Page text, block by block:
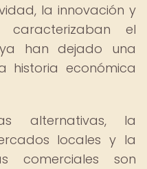
la innovación y
el
han dejado una
historia económica
alternativas, la
locales y la
comerciales son